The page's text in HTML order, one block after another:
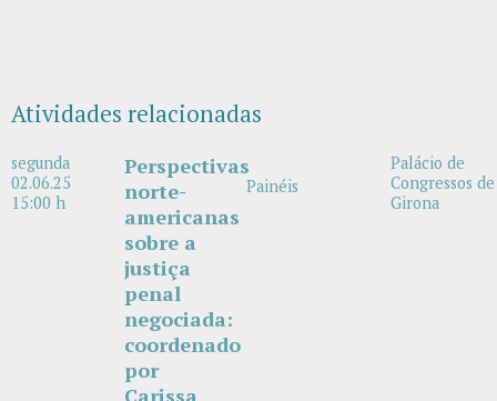
Atividades relacionadas
segunda
02.06.25
15:00 h
Perspectivas
norte-
americanas
sobre a
justiça
penal
negociada:
coordenado
por
Painéis
Palácio de
Congressos de
Girona